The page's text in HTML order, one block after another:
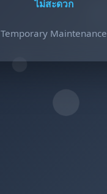
ไม่สะดวก
Temporary Maintenance